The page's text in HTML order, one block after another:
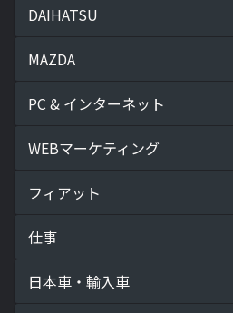
DAIHATSU
MAZDA
PC & インターネット
WEBマーケティング
フィアット
仕事
日本車・輸入車